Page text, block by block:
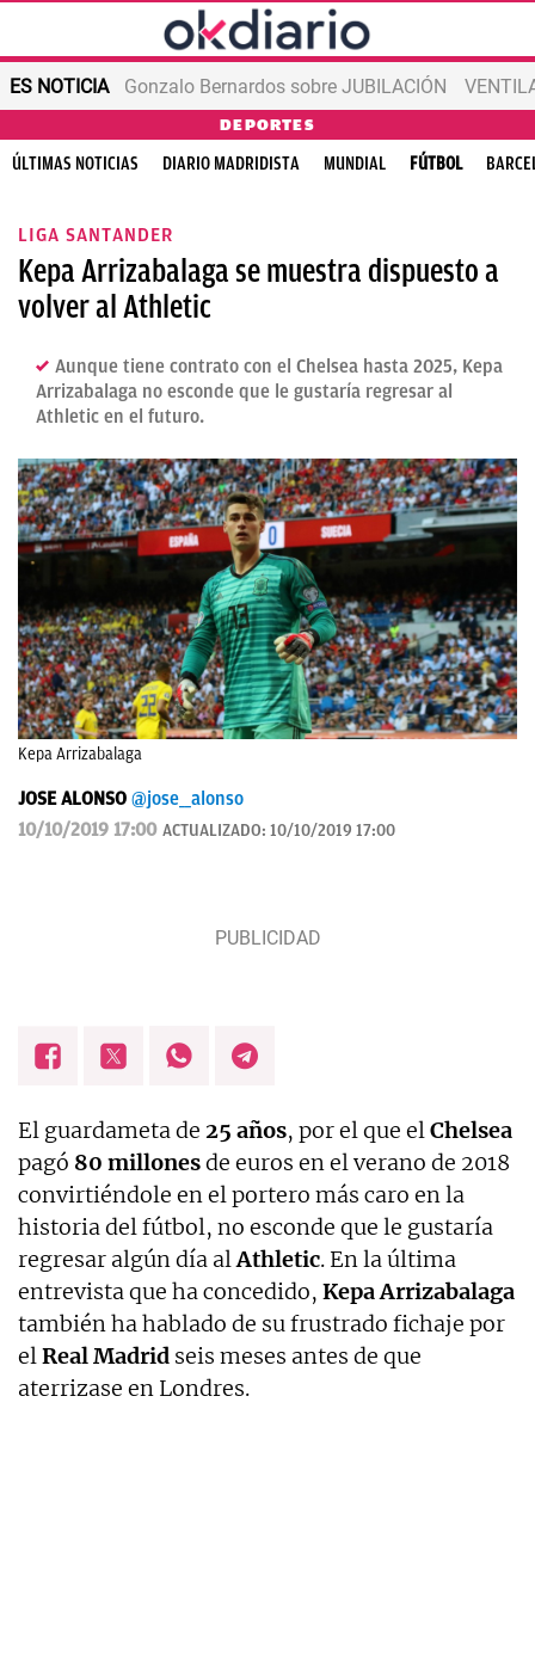
ES NOTICIA Gonzalo Bernardos sobre JUBILACIÓN
DEPORTES
ÚLTIMAS NOTICIAS DIARIO MADRIDISTA MUNDIAL FÚTBOL
LIGA SANTANDER
Kepa Arrizabalaga se muestra dispuesto a
volver al Athletic
Aunque tiene contrato con el Chelsea hasta 2025, Kepa
Arrizabalaga no esconde que le gustaría regresar al
Athletic en el futuro.
Kepa Arrizabalaga
JOSE ALONSO @jose__alonso
10/10/2019 17:00 ACTUALIZADO: 10/10/2019 17:00
El guardameta de 25 años, por el que elChelsea
pagó 80 millonesde euros en el verano de 2018
convirtiéndole en el portero más caro en la
historia del fútbol, no esconde que le gustaría
regresar algún día alAthletic. En la última
entrevista que ha concedido, Kepa Arrizabalaga
también ha hablado de su frustrado fichaje por
elReal Madrid seis meses antes de que
aterrizase en Londres.